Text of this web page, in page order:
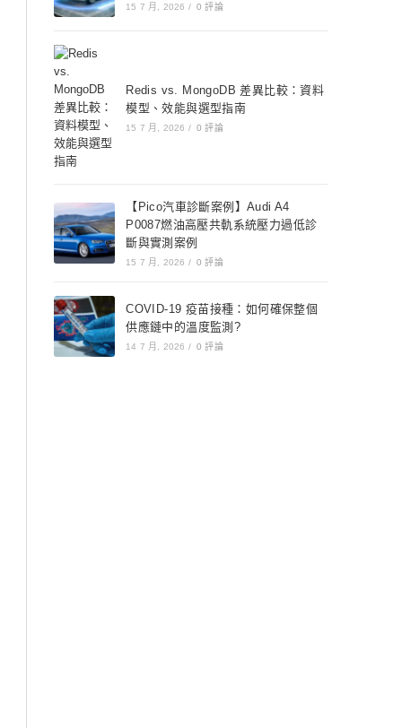
15 7 月, 2026 / 0 評論
Redis vs. MongoDB 差異比較：資料
模型、效能與選型指南
15 7 月, 2026 / 0 評論
【Pico汽車診斷案例】Audi A4
P0087燃油高壓共軌系統壓力過低診
斷與實測案例
15 7 月, 2026 / 0 評論
COVID-19 疫苗接種：如何確保整個
供應鏈中的溫度監測?
14 7 月, 2026 / 0 評論